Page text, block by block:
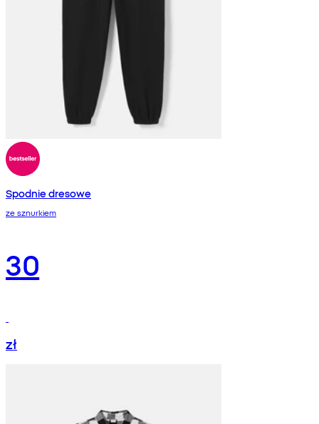
Spodnie dresowe
ze sznurkiem
30
zł